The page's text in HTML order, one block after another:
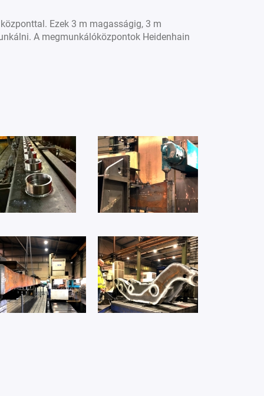
Ezek 3 m magasságig, 3 m
A megmunkálóközpontok Heidenhain